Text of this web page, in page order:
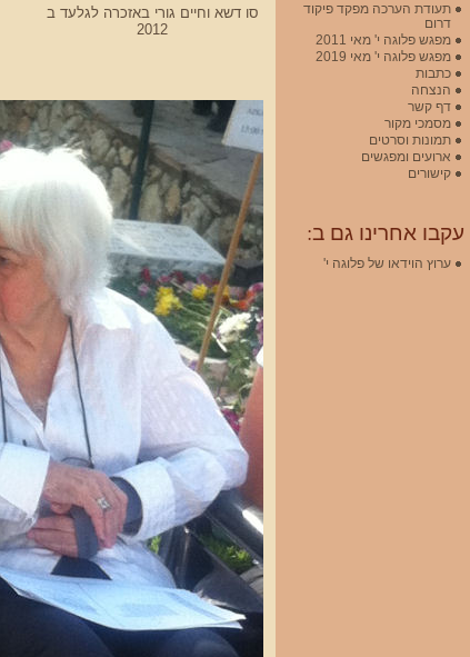
סו דשא וחיים גורי באזכרה לגלעד ב
2012
תעודת הערכה מפקד פיקוד
דרום
מפגש פלוגה י' מאי 2011
מפגש פלוגה י' מאי 2019
כתבות
הנצחה
דף קשר
מסמכי מקור
תמונות וסרטים
ארועים ומפגשים
קישורים
עקבו אחרינו גם ב:
ערוץ הוידאו של פלוגה י'